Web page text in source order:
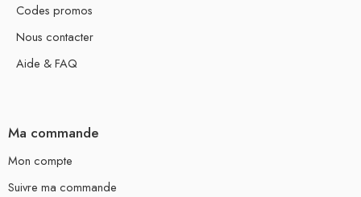
Codes promos
Nous contacter
Aide & FAQ
Ma commande
Mon compte
Suivre ma commande